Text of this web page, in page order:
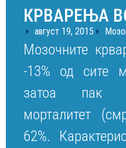
КРВАРЕЊА
август 19, 2015
Мозочните
-13% од сите
затоа пак
морталитет
62%.